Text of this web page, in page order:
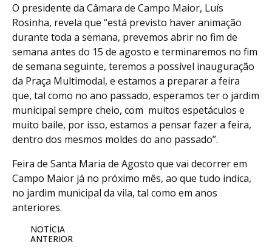
O presidente da Câmara de Campo Maior, Luís
Rosinha, revela que “está previsto haver animação
durante toda a semana, prevemos abrir no fim de
semana antes do 15 de agosto e terminaremos no fim
de semana seguinte, teremos a possível inauguração
da Praça Multimodal, e estamos a preparar a feira
que, tal como no ano passado, esperamos ter o jardim
municipal sempre cheio, com muitos espetáculos e
muito baile, por isso, estamos a pensar fazer a feira,
dentro dos mesmos moldes do ano passado”.
Feira de Santa Maria de Agosto que vai decorrer em
Campo Maior já no próximo mês, ao que tudo indica,
no jardim municipal da vila, tal como em anos
anteriores.
NOTÍCIA
ANTERIOR